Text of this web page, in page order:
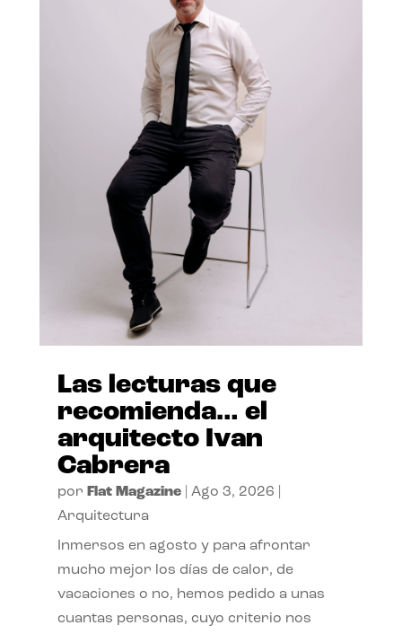
Las lecturas que
recomienda… el
arquitecto Ivan
Cabrera
por Flat Magazine| Ago 3, 2026
Arquitectura
Inmersos en agosto y para afrontar
mucho mejor los días de calor, de
vacaciones o no, hemos pedido a unas
cuantas personas, cuyo criterio nos